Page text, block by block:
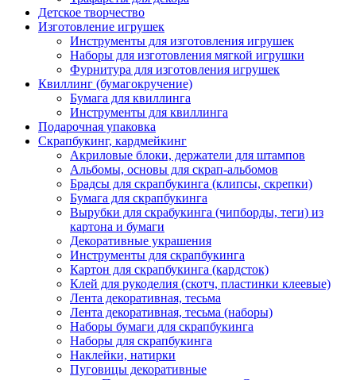
Детское творчество
Изготовление игрушек
Инструменты для изготовления игрушек
Наборы для изготовления мягкой игрушки
Фурнитура для изготовления игрушек
Квиллинг (бумагокручение)
Бумага для квиллинга
Инструменты для квиллинга
Подарочная упаковка
Скрапбукинг, кардмейкинг
Акриловые блоки, держатели для штампов
Альбомы, основы для скрап-альбомов
Брадсы для скрапбукинга (клипсы, скрепки)
Бумага для скрапбукинга
Вырубки для скрабукинга (чипборды, теги) из
картона и бумаги
Декоративные украшения
Инструменты для скрапбукинга
Картон для скрапбукинга (кардсток)
Клей для рукоделия (скотч, пластинки клеевые)
Лента декоративная, тесьма
Лента декоративная, тесьма (наборы)
Наборы бумаги для скрапбукинга
Наборы для скрапбукинга
Наклейки, натирки
Пуговицы декоративные